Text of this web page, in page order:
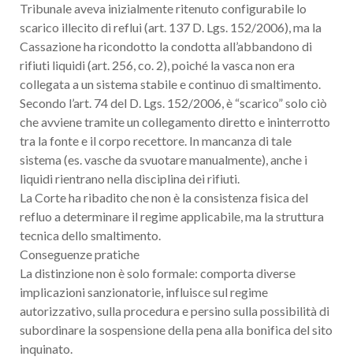
Tribunale aveva inizialmente ritenuto configurabile lo
scarico illecito di reflui (art. 137 D. Lgs. 152/2006), ma la
Cassazione ha ricondotto la condotta all’abbandono di
rifiuti liquidi (art. 256, co. 2), poiché la vasca non era
collegata a un sistema stabile e continuo di smaltimento.
Secondo l’art. 74 del D. Lgs. 152/2006, è “scarico” solo ciò
che avviene tramite un collegamento diretto e ininterrotto
tra la fonte e il corpo recettore. In mancanza di tale
sistema (es. vasche da svuotare manualmente), anche i
liquidi rientrano nella disciplina dei rifiuti.
La Corte ha ribadito che non è la consistenza fisica del
refluo a determinare il regime applicabile, ma la struttura
tecnica dello smaltimento.
Conseguenze pratiche
La distinzione non è solo formale: comporta diverse
implicazioni sanzionatorie, influisce sul regime
autorizzativo, sulla procedura e persino sulla possibilità di
subordinare la sospensione della pena alla bonifica del sito
inquinato.